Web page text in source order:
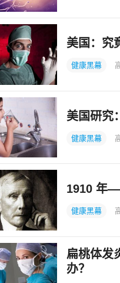
美国：究
健康黑幕
美国研究
健康黑幕
1910 年
健康黑幕
扁桃体发
办？